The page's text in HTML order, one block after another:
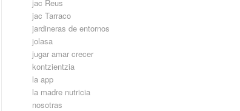
jac Reus
jac Tarraco
jardineras de entornos
jolasa
jugar amar crecer
kontzientzia
la app
la madre nutricia
nosotras